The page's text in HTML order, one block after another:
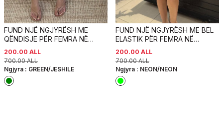
FUND NJË NGJYRËSH ME
QËNDISJE PËR FEMRA NË
NGJYRËN JESHILE
700.00ALL
200.00 ALL
Ngjyra : GREEN/JESHILE
FUND NJË NGJYRËSH ME BEL
ELASTIK PËR FEMRA NË
NGJYRËN NEON
700.00ALL
200.00 ALL
Ngjyra : NEON/NEON